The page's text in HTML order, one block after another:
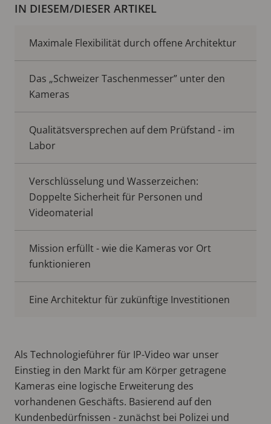
IN DIESEM/DIESER ARTIKEL
Maximale Flexibilität durch offene Architektur
Das „Schweizer Taschenmesser” unter den
Kameras
Qualitätsversprechen auf dem Prüfstand - im
Labor
Verschlüsselung und Wasserzeichen:
Doppelte Sicherheit für Personen und
Videomaterial
Mission erfüllt - wie die Kameras vor Ort
funktionieren
Eine Architektur für zukünftige Investitionen
Als Technologieführer für IP-Video war unser
Einstieg in den Markt für am Körper getragene
Kameras eine logische Erweiterung des
vorhandenen Geschäfts. Basierend auf den
Kundenbedürfnissen - zunächst bei Polizei und